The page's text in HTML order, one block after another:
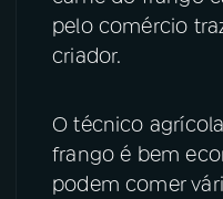
YouTube
TikTok
pelo comércio
criador.
O técnico
frango é bem
podem comer